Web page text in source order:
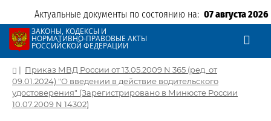
Актуальные документы по состоянию на: 07 августа 2026
ЗАКОНЫ, КОДЕКСЫ И
НОРМАТИВНО-ПРАВОВЫЕ АКТЫ
РОССИЙСКОЙ ФЕДЕРАЦИИ
| Приказ МВД России от 13.05.2009 N 365 (ред. от
09.01.2024) "О введении в действие водительского
удостоверения" (Зарегистрировано в Минюсте России
10.07.2009 N 14302)